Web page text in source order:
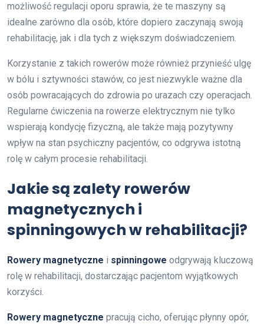
możliwość regulacji oporu sprawia, że te maszyny są
idealne zarówno dla osób, które dopiero zaczynają swoją
rehabilitację, jak i dla tych z większym doświadczeniem.
Korzystanie z takich rowerów może również przynieść ulgę
w bólu i sztywności stawów, co jest niezwykle ważne dla
osób powracających do zdrowia po urazach czy operacjach.
Regularne ćwiczenia na rowerze elektrycznym nie tylko
wspierają kondycję fizyczną, ale także mają pozytywny
wpływ na stan psychiczny pacjentów, co odgrywa istotną
rolę w całym procesie rehabilitacji.
Jakie są zalety rowerów
magnetycznych i
spinningowych w rehabilitacji?
Rowery magnetyczne i spinningowe odgrywają kluczową
rolę w rehabilitacji, dostarczając pacjentom wyjątkowych
korzyści.
Rowery magnetyczne pracują cicho, oferując płynny opór,